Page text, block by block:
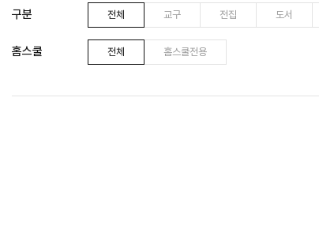
구분 전체 교구 전집 도서
홈스쿨 전체 홈스쿨전용